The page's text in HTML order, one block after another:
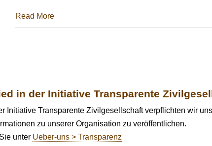
Read More
in der Initiative Transparente
Initiative Transparente Zivilgesellschaft verpflichten wir
zu unserer Organisation zu veröffentlichen.
unter Ueber-uns > Transparenz